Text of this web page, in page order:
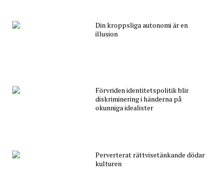
Din kroppsliga autonomi är en
illusion
Förvriden identitetspolitik blir
diskriminering i händerna på
okunniga idealister
Perverterat rättvisetänkande dödar
kulturen